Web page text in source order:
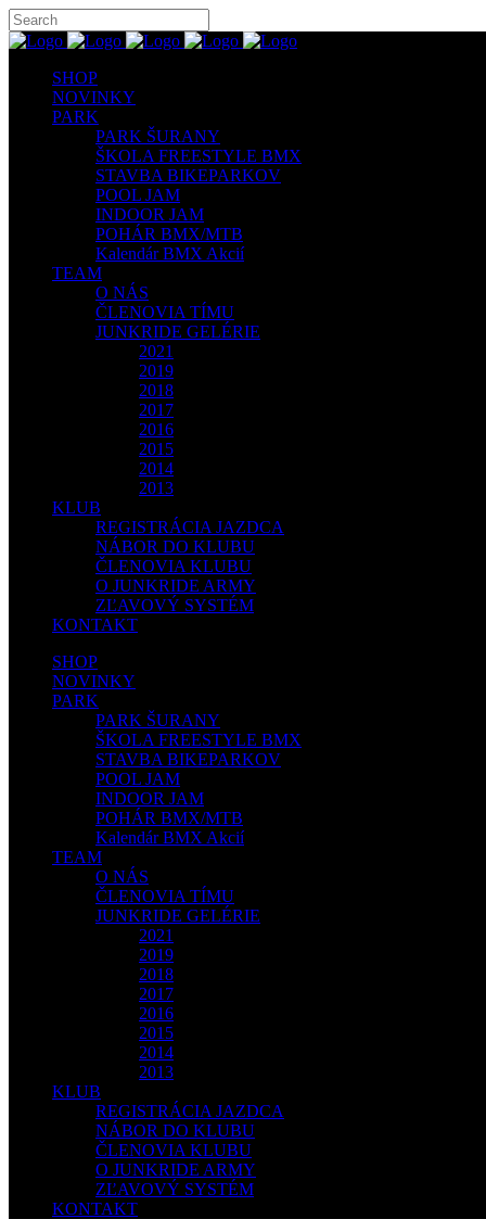
SHOP
NOVINKY
PARK
PARK ŠURANY
ŠKOLA FREESTYLE BMX
STAVBA BIKEPARKOV
POOL JAM
INDOOR JAM
POHÁR BMX/MTB
Kalendár BMX Akcií
TEAM
O NÁS
ČLENOVIA TÍMU
JUNKRIDE GELÉRIE
2021
2019
2018
2017
2016
2015
2014
2013
KLUB
REGISTRÁCIA JAZDCA
NÁBOR DO KLUBU
ČLENOVIA KLUBU
O JUNKRIDE ARMY
ZĽAVOVÝ SYSTÉM
KONTAKT
SHOP
NOVINKY
PARK
PARK ŠURANY
ŠKOLA FREESTYLE BMX
STAVBA BIKEPARKOV
POOL JAM
INDOOR JAM
POHÁR BMX/MTB
Kalendár BMX Akcií
TEAM
O NÁS
ČLENOVIA TÍMU
JUNKRIDE GELÉRIE
2021
2019
2018
2017
2016
2015
2014
2013
KLUB
REGISTRÁCIA JAZDCA
NÁBOR DO KLUBU
ČLENOVIA KLUBU
O JUNKRIDE ARMY
ZĽAVOVÝ SYSTÉM
KONTAKT